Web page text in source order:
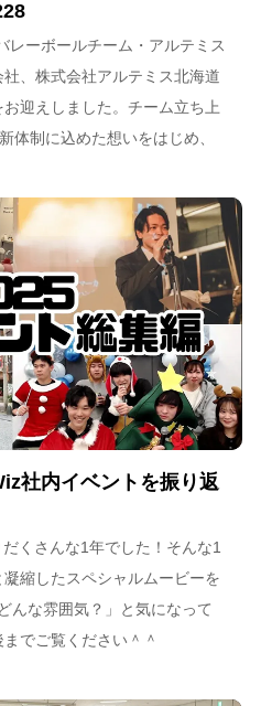
レーボールチーム・アルテミス
、株式会社アルテミス北海道
迎えしました。チーム立ち上
体制に込めた想いをはじめ、
いて語っています。
社内イベントを振り返
くさんな1年でした！そんな1
縮したスペシャルムービーを
んな雰囲気？」と気になって
でご覧ください＾＾